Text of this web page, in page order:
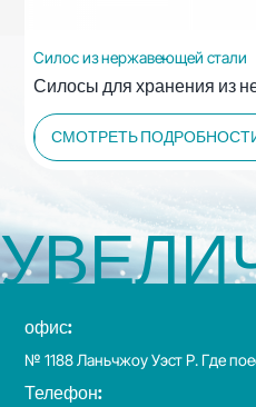
Силос из нержавеющей стали
Силосы для хранения из
СМОТРЕТЬ
офис:
№ 1188 Ланьчжоу Уэст Р. Где
Телефон: